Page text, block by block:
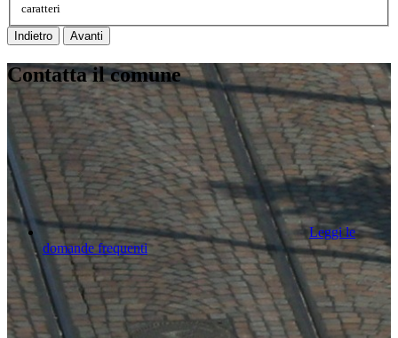
caratteri
Indietro Avanti
Contatta il comune
Leggi le
domande frequenti